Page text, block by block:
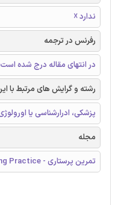
ندارد ☓
رفرنس در ترجمه
در انتهای مقاله درج شده است
رشته و گرایش های مرتبط با
پزشکی، ادرارشناسی یا
مجله
تمرین پرستاری - Nursing Practice